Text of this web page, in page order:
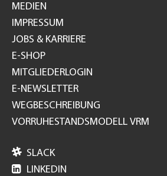
MEDIEN
IMPRESSUM
JOBS & KARRIERE
E-SHOP
MITGLIEDERLOGIN
E-NEWSLETTER
WEGBESCHREIBUNG
VORRUHESTANDSMODELL VRM
 SLACK
 LINKEDIN